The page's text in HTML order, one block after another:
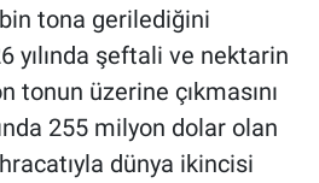
tona gerilediğini
yılında şeftali ve nektarin
tonun üzerine çıkmasını
255 milyon dolar olan
dünya ikincisi